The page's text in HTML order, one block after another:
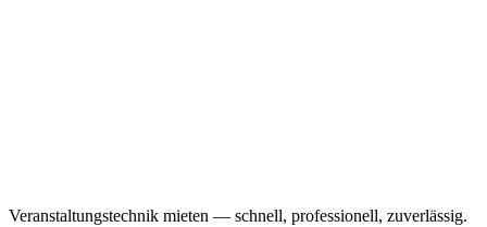
Veranstaltungstechnik mieten — schnell, professionell, zuverlässig.